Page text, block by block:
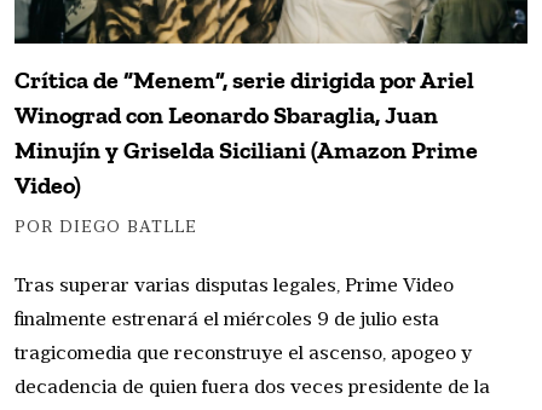
Crítica de “Menem”, serie dirigida por Ariel
Winograd con Leonardo Sbaraglia, Juan
Minujín y Griselda Siciliani (Amazon Prime
Video)
POR DIEGO BATLLE
Tras superar varias disputas legales, Prime Video
finalmente estrenará el miércoles 9 de julio esta
tragicomedia que reconstruye el ascenso, apogeo y
decadencia de quien fuera dos veces presidente de la